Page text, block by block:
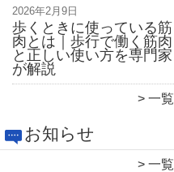
2026年2月9日
歩くときに使っている筋
肉とは｜歩行で働く筋肉
と正しい使い方を専門家
が解説
一覧
お知らせ
一覧